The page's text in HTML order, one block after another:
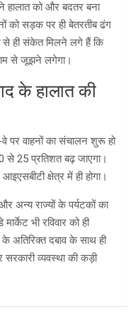
ने हालात को और बदतर बना
को सड़क पर ही बेतरतीब ढंग
से ही संकेत मिलने लगे हैं कि
से जूझने लगेगा।
के हालात की
पर वाहनों का संचालन शुरू हो
से 25 प्रतिशत बढ़ जाएगा।
क्षेत्र में ही होगा।
अन्य राज्यों के पर्यटकों का
भी रविवार को ही
के अतिरिक्त दबाव के साथ ही
सरकारी व्यवस्था की कड़ी